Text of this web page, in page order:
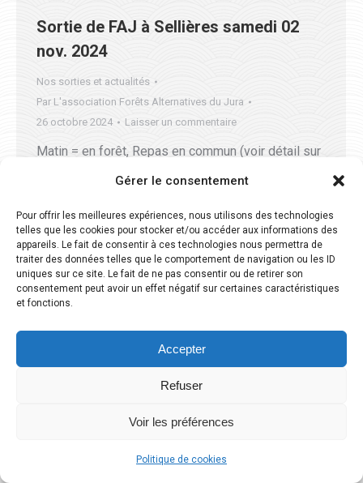
Gérer le consentement
Pour offrir les meilleures expériences, nous utilisons des technologies
telles que les cookies pour stocker et/ou accéder aux informations des
appareils. Le fait de consentir à ces technologies nous permettra de
traiter des données telles que le comportement de navigation ou les ID
uniques sur ce site. Le fait de ne pas consentir ou de retirer son
consentement peut avoir un effet négatif sur certaines caractéristiques
et fonctions.
Accepter
Refuser
Voir les préférences
Politique de cookies
Sortie de FAJ à Sellières samedi 02
nov. 2024
Nos sorties et actualités
Par L'association Forêts Alternatives du Jura
26 octobre 2024
Laisser un commentaire
Matin = en forêt, Repas en commun (voir détail sur
la fiche = votre pique-nique ou repas à 14€/pers.
FAJ et projet grpt forestier
Dream-Theme — trulypremium WordPress themes
Association Forêts Alternatives du Jura - 2026 -